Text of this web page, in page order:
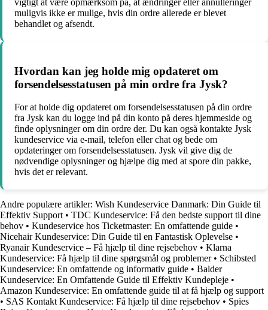
vigtigt at være opmærksom på, at ændringer eller annulleringer
muligvis ikke er mulige, hvis din ordre allerede er blevet
behandlet og afsendt.
Hvordan kan jeg holde mig opdateret om
forsendelsesstatusen på min ordre fra Jysk?
For at holde dig opdateret om forsendelsesstatusen på din ordre
fra Jysk kan du logge ind på din konto på deres hjemmeside og
finde oplysninger om din ordre der. Du kan også kontakte Jysk
kundeservice via e-mail, telefon eller chat og bede om
opdateringer om forsendelsesstatusen. Jysk vil give dig de
nødvendige oplysninger og hjælpe dig med at spore din pakke,
hvis det er relevant.
Andre populære artikler: Wish Kundeservice Danmark: Din Guide til
Effektiv Support• TDC Kundeservice: Få den bedste support til dine
behov • Kundeservice hos Ticketmaster: En omfattende guide •
Nicehair Kundeservice: Din Guide til en Fantastisk Oplevelse •
Ryanair Kundeservice – Få hjælp til dine rejsebehov • Klarna
Kundeservice: Få hjælp til dine spørgsmål og problemer• Schibsted
Kundeservice: En omfattende og informativ guide • Balder
Kundeservice: En Omfattende Guide til Effektiv Kundepleje •
Amazon Kundeservice: En omfattende guide til at få hjælp og support
• SAS Kontakt Kundeservice: Få hjælp til dine rejsebehov • Spies